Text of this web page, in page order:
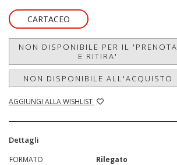
CARTACEO
NON DISPONIBILE PER IL 'PRENOTA
E RITIRA'
NON DISPONIBILE ALL'ACQUISTO
AGGIUNGI ALLA WISHLIST
Dettagli
FORMATO
Rilegato